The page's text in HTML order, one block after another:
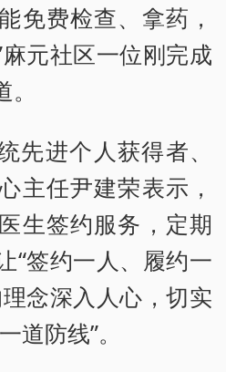
免费检查、拿药，
元社区一位刚完成
先进个人获得者、
主任尹建荣表示，
生签约服务，定期
“签约一人、履约一
念深入人心，切实
道防线”。